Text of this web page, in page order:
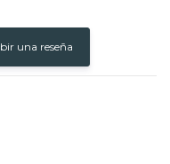
una reseña